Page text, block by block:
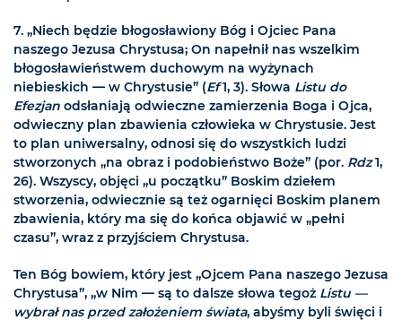
7. „Niech będzie błogosławiony Bóg i Ojciec Pana
naszego Jezusa Chrystusa; On napełnił nas wszelkim
błogosławieństwem duchowym na wyżynach
niebieskich — w Chrystusie” (Ef1, 3). Słowa Listu do
Efezjan odsłaniają odwieczne zamierzenia Boga i Ojca,
odwieczny plan zbawienia człowieka w Chrystusie. Jest
to plan uniwersalny, odnosi się do wszystkich ludzi
stworzonych „na obraz i podobieństwo Boże” (por. Rdz1,
26). Wszyscy, objęci „u początku” Boskim dziełem
stworzenia, odwiecznie są też ogarnięci Boskim planem
zbawienia, który ma się do końca objawić w „pełni
czasu”, wraz z przyjściem Chrystusa.
Ten Bóg bowiem, który jest „Ojcem Pana naszego Jezusa
Chrystusa”, „w Nim — są to dalsze słowa tegoż Listu —
wybrał nas przed założeniem świata, abyśmy byli święci i